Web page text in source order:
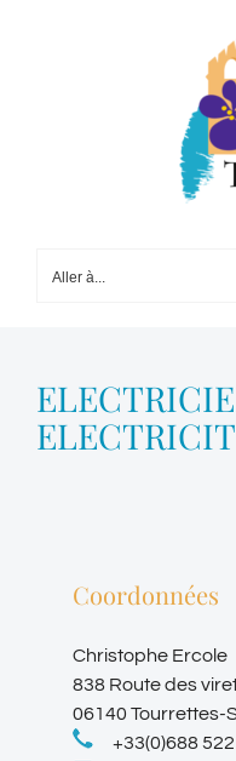
Aller à...
Coordonnées
Christophe Ercole
838 Route des
06140 Tourrettes-
+33(0)688 522